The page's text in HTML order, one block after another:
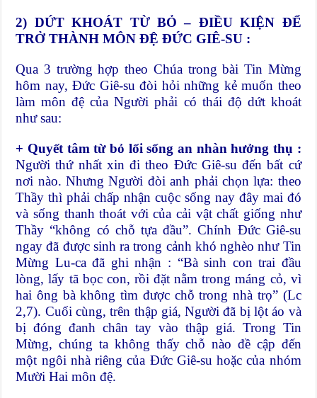
2) DỨT KHOÁT TỪ BỎ– ĐIỀU KIỆN ĐỂ
TRỞ THÀNH MÔN ĐỆ ĐỨC GIÊ-SU :
Qua 3 trường hợp theo Chúa trong bài Tin Mừng
hôm nay, Đức Giê-su đòi hỏi những kẻ muốn theo
làm môn đệ của Người phải có thái độ dứt khoát
như sau:
+ Quyết tâm từ bỏ lối sống an nhàn hưởng thụ :
Người thứ nhất xin đi theo Đức Giê-su đến bất cứ
nơi nào. Nhưng Người đòi anh phải chọn lựa: theo
Thầy thì phải chấp nhận cuộc sống nay đây mai đó
và sống thanh thoát với của cải vật chất giống như
Thầy “không có chỗ tựa đầu”. Chính Đức Giê-su
ngay đã được sinh ra trong cảnh khó nghèo như Tin
Mừng Lu-ca đã ghi nhận : “Bà sinh con trai đầu
lòng, lấy tã bọc con, rồi đặt nằm trong máng cỏ, vì
hai ông bà không tìm được chỗ trong nhà trọ” (Lc
2,7). Cuối cùng, trên thập giá, Người đã bị lột áo và
bị đóng đanh chân tay vào thập giá. Trong Tin
Mừng, chúng ta không thấy chỗ nào đề cập đến
một ngôi nhà riêng của Đức Giê-su hoặc của nhóm
Mười Hai môn đệ.